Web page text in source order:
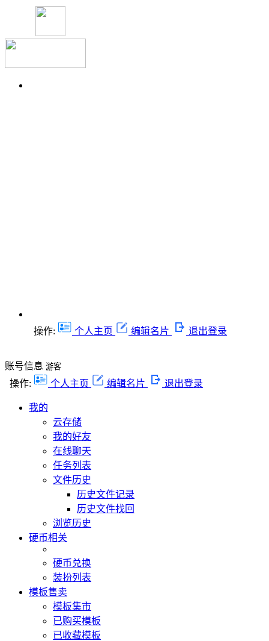
操作: 个人主页 编辑名片 退出登录
账号信息 游客
操作: 个人主页 编辑名片 退出登录
我的
云存储
我的好友
在线聊天
任务列表
文件历史
历史文件记录
历史文件找回
浏览历史
硬币相关
硬币兑换
装扮列表
模板售卖
模板集市
已购买模板
已收藏模板